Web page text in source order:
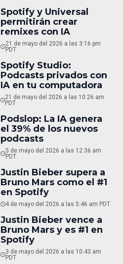
Spotify y Universal
permitirán crear
remixes con IA
21 de mayo del 2026 a las 3:16 pm
PDT
Spotify Studio:
Podcasts privados con
IA en tu computadora
21 de mayo del 2026 a las 10:26 am
PDT
Podslop: La IA genera
el 39% de los nuevos
podcasts
5 de mayo del 2026 a las 12:36 am
PDT
Justin Bieber supera a
Bruno Mars como el #1
en Spotify
4 de mayo del 2026 a las 5:46 am PDT
Justin Bieber vence a
Bruno Mars y es #1 en
Spotify
3 de mayo del 2026 a las 10:43 am
PDT